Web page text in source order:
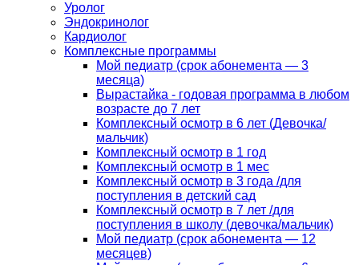
Уролог
Эндокринолог
Кардиолог
Комплексные программы
Мой педиатр (срок абонемента — 3
месяца)
Вырастайка - годовая программа в любом
возрасте до 7 лет
Комплексный осмотр в 6 лет (Девочка/
мальчик)
Комплексный осмотр в 1 год
Комплексный осмотр в 1 мес
Комплексный осмотр в 3 года /для
поступления в детский сад
Комплексный осмотр в 7 лет /для
поступления в школу (девочка/мальчик)
Мой педиатр (срок абонемента — 12
месяцев)